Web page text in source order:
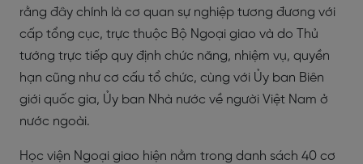
rằng đây chính là cơ quan sự nghiệp tương đương với
cấp tổng cục, trực thuộc Bộ Ngoại giao và do Thủ
tướng trực tiếp quy định chức năng, nhiệm vụ, quyền
hạn cũng như cơ cấu tổ chức, cùng với Ủy ban Biên
giới quốc gia, Ủy ban Nhà nước về người Việt Nam ở
nước ngoài.
Học viện Ngoại giao hiện nằm trong danh sách 40 cơ